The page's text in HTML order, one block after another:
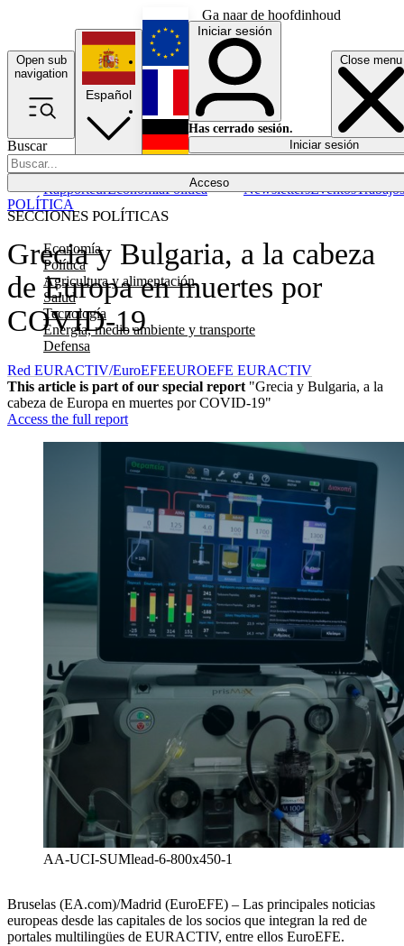
Ga naar de hoofdinhoud
Open sub
navigation
Close menu
Buscar
Acceso
SECCIONES POLÍTICAS
Economía
Política
Agricultura y alimentación
Salud
Tecnología
Energía, medio ambiente y transporte
Defensa
RapporteurEconomíaPolítica NewslettersEventosTrabajos
Español
English
Français
Iniciar sesión
Has cerrado sesión.
Iniciar sesión
Grecia y Bulgaria, a la cabeza
de Europa en muertes por
COVID-19
POLÍTICA
Red EURACTIV/EuroEFEEUROEFE EURACTIV
This article is part of our special report "Grecia y Bulgaria, a la
cabeza de Europa en muertes por COVID-19"
Access the full report
AA-UCI-SUMlead-6-800x450-1
Bruselas (EA.com)/Madrid (EuroEFE) – Las principales noticias
europeas desde las capitales de los socios que integran la red de
portales multilingües de EURACTIV, entre ellos EuroEFE.